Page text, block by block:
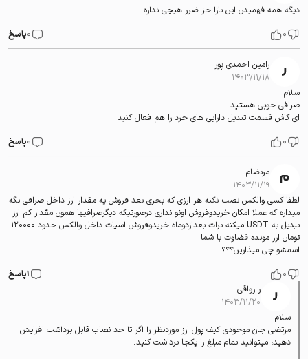
دیگه همه فهمیدن این بازا جز ضرر هیچی نداره
0
0پاسخ
رامین احمدی پور
۱۴۰۳/۱۱/۱۸
سلام
صرافی خوبی هستید
ای کاش قسمت تبدیل دارایی های خرد را هم فعال کنید
0
0پاسخ
مرتضام
۱۴۰۳/۱۱/۱۹
لطفا کسی والکس نصب نکنه هر ارزی که بخری بعد فروش یه مقدار ارز داخل صرافی نگه
میداره که عملا امکان خریدوفروش اونو نداری درصورتیکه دیگرصرافیها همون مقدار کم ارز
تبدیل به USDT میکنه برات.بعدازدوماه خریدوفروش اسپات داخل والکس حدود ۱۲۰۰۰۰
تومان ارز مونده قضاوت با شما
اسمشو چی میذارین؟؟؟
0
1پاسخ
ر رواقی
۱۴۰۳/۱۱/۲۰
سلام
مرتضی جان موجودی کیف پول ارز موردنظر را اگر تا حد نصاب قابل برداشت افزایش
دهید، میتوانید تمام مبلغ را یکجا برداشت کنید.